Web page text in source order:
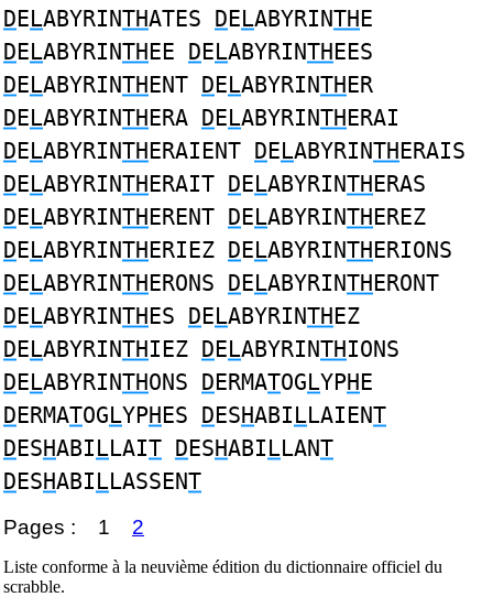
DELABYRINTHATES DELABYRINTHE
DELABYRINTHEE DELABYRINTHEES
DELABYRINTHENT DELABYRINTHER
DELABYRINTHERA DELABYRINTHERAI
DELABYRINTHERAIENT DELABYRINTHERAIS
DELABYRINTHERAIT DELABYRINTHERAS
DELABYRINTHERENT DELABYRINTHEREZ
DELABYRINTHERIEZ DELABYRINTHERIONS
DELABYRINTHERONS DELABYRINTHERONT
DELABYRINTHES DELABYRINTHEZ
DELABYRINTHIEZ DELABYRINTHIONS
DELABYRINTHONS DERMATOGLYPHE
DERMATOGLYPHES DESHABILLAIENT
DESHABILLAIT DESHABILLANT
DESHABILLASSENT
Pages : 1 2
Liste conforme à la neuvième édition du dictionnaire officiel du
scrabble.